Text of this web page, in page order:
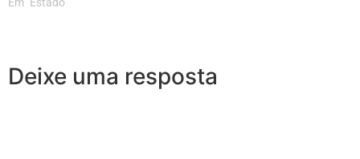
Deixe uma resposta